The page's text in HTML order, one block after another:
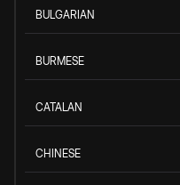
BULGARIAN
BURMESE
CATALAN
CHINESE